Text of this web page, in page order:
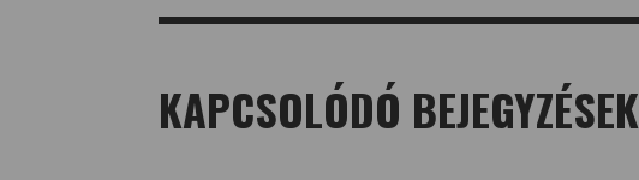
KAPCSOLÓDÓ BEJEGYZÉSEK